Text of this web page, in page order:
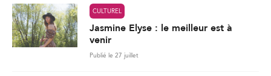
CULTUREL
Jasmine Elyse : le meilleur est à
venir
Publié le 27 juillet